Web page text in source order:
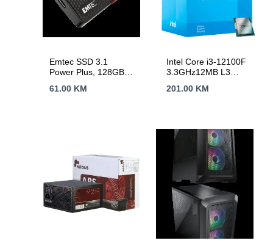
Emtec SSD 3.1
Power Plus, 128GB
61.00 KM
Intel Core i3-12100F
3.3GHz12MB L3
Lake,bez grafike
201.00 KM